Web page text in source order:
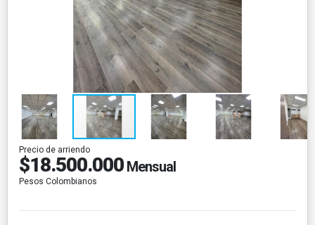
Precio de arriendo
$18.500.000 Mensual
Pesos Colombianos